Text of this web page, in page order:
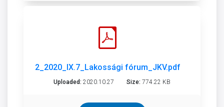
2_2020_IX.7_Lakossági fórum_JKV.pdf
Uploaded: 2020.10.27 Size: 774.22 KB